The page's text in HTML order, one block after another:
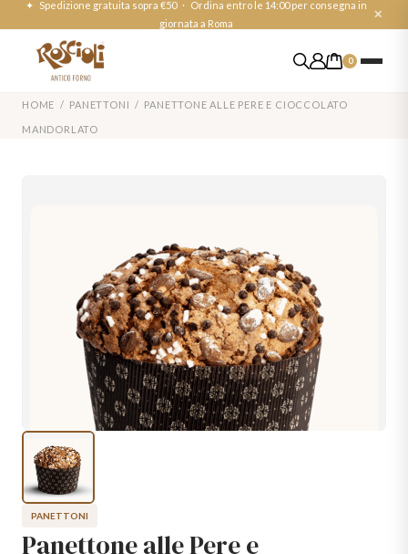
✦ Spedizione gratuita sopra €50 · Ordina entro le 14:00 per consegna in
giornata a Roma
✕
0
HOME / PANETTONI / PANETTONE ALLE PERE E CIOCCOLATO
MANDORLATO
PANETTONI
Panettone alle Pere e